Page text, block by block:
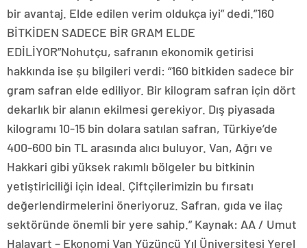
bir avantaj. Elde edilen verim oldukça iyi” dedi.”160
BİTKİDEN SADECE BİR GRAM ELDE
EDİLİYOR”Nohutçu, safranın ekonomik getirisi
hakkında ise şu bilgileri verdi: “160 bitkiden sadece bir
gram safran elde ediliyor. Bir kilogram safran için dört
dekarlık bir alanın ekilmesi gerekiyor. Dış piyasada
kilogramı 10-15 bin dolara satılan safran, Türkiye’de
400-600 bin TL arasında alıcı buluyor. Van, Ağrı ve
Hakkari gibi yüksek rakımlı bölgeler bu bitkinin
yetiştiriciliği için ideal. Çiftçilerimizin bu fırsatı
değerlendirmelerini öneriyoruz. Safran, gıda ve ilaç
sektöründe önemli bir yere sahip.” Kaynak: AA / Umut
Halavart – Ekonomi Van Yüzüncü Yıl Üniversitesi Yerel